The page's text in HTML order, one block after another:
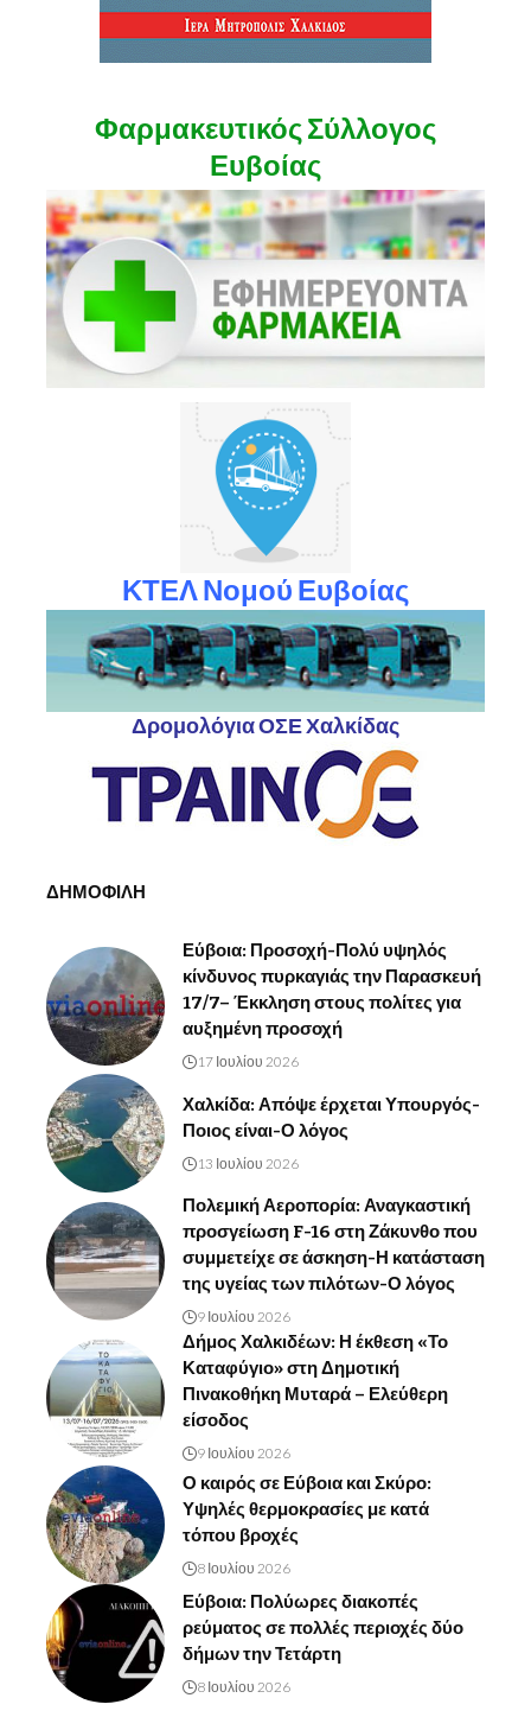
Φαρμακευτικός Σύλλογος
Ευβοίας
ΚΤΕΛ Νομού Ευβοίας
Δρομολόγια ΟΣΕ Χαλκίδας
ΔΗΜΟΦΙΛΗ
Εύβοια: Προσοχή-Πολύ υψηλός
κίνδυνος πυρκαγιάς την Παρασκευή
17/7– Έκκληση στους πολίτες για
αυξημένη προσοχή
17 Ιουλίου 2026
Χαλκίδα: Απόψε έρχεται Υπουργός-
Ποιος είναι-Ο λόγος
13 Ιουλίου 2026
Πολεμική Αεροπορία: Αναγκαστική
προσγείωση F-16 στη Ζάκυνθο που
συμμετείχε σε άσκηση-Η κατάσταση
της υγείας των πιλότων-Ο λόγος
9 Ιουλίου 2026
Δήμος Χαλκιδέων: Η έκθεση «Το
Καταφύγιο» στη Δημοτική
Πινακοθήκη Μυταρά – Ελεύθερη
είσοδος
9 Ιουλίου 2026
Ο καιρός σε Εύβοια και Σκύρο:
Υψηλές θερμοκρασίες με κατά
τόπου βροχές
8 Ιουλίου 2026
Εύβοια: Πολύωρες διακοπές
ρεύματος σε πολλές περιοχές δύο
δήμων την Τετάρτη
8 Ιουλίου 2026